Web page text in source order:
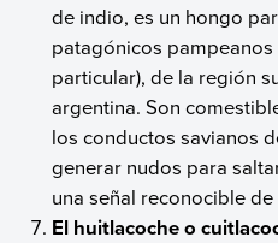
de indio, es un hongo
patagónicos pampeanos
particular), de la región
argentina. Son
los conductos savianos
generar nudos para
una señal reconocible
El huitlacoche o